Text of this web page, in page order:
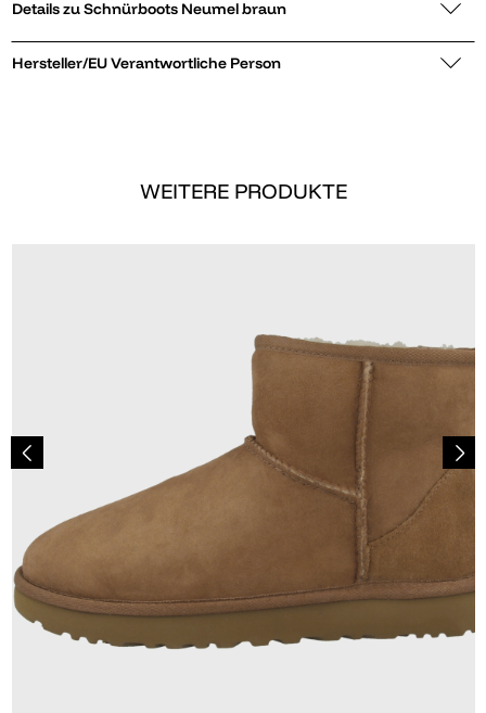
Details zu Schnürboots Neumel braun
Hersteller/EU Verantwortliche Person
WEITERE PRODUKTE